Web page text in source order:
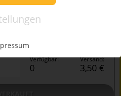
für bis zu 4 Personen
50%
Verfügbar:
0
Versand:
3,50 €